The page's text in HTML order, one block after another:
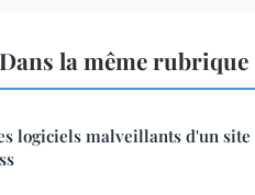
la même rubrique
logiciels malveillants d'un site